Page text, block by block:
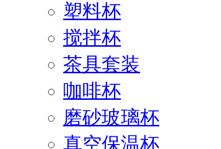
塑料杯
搅拌杯
茶具套装
咖啡杯
磨砂玻璃杯
真空保温杯